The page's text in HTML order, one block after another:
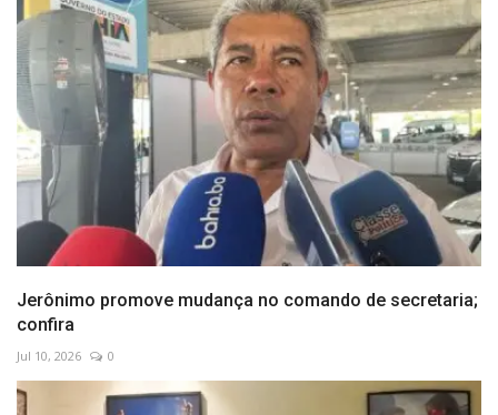
Jerônimo promove mudança no comando de secretaria;
confira
Jul 10, 2026 0